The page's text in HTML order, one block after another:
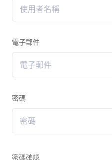
電子郵件
密碼
密碼確認